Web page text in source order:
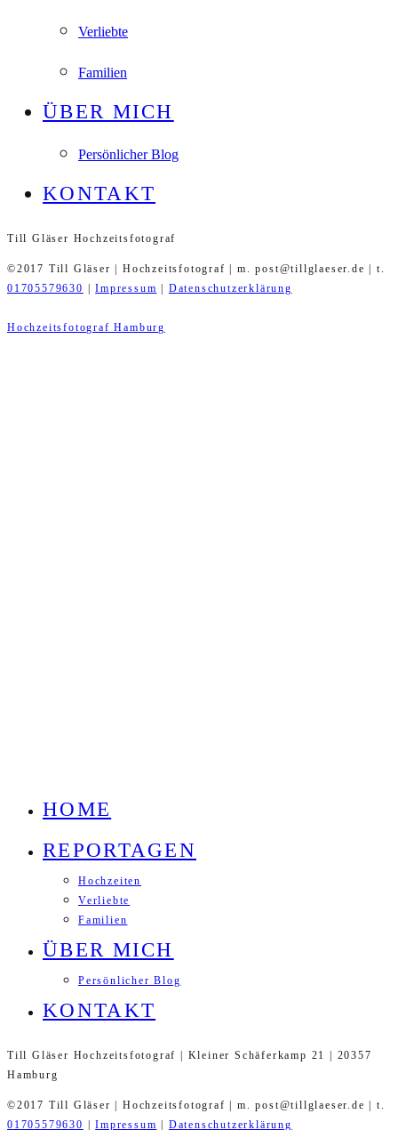
Verliebte
Familien
ÜBER MICH
Persönlicher Blog
KONTAKT
Till Gläser Hochzeitsfotograf
©2017 Till Gläser | Hochzeitsfotograf | m. post@tillglaeser.de | t.
01705579630
|Impressum Datenschutzerklärung
Hochzeitsfotograf Hamburg
HOME
REPORTAGEN
Hochzeiten
Verliebte
Familien
ÜBER MICH
Persönlicher Blog
KONTAKT
Till Gläser Hochzeitsfotograf | Kleiner Schäferkamp 21 | 20357
Hamburg
©2017 Till Gläser | Hochzeitsfotograf | m. post@tillglaeser.de | t.
01705579630
|Impressum Datenschutzerklärung